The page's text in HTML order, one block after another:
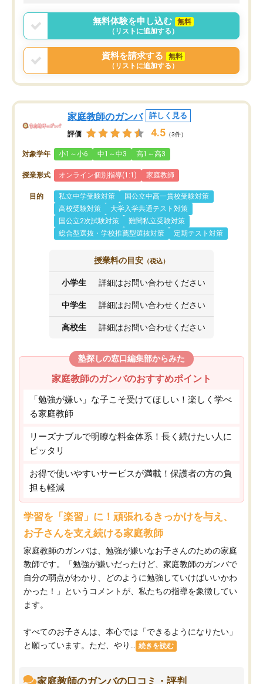
標を見つける事が出来ま
無料体験を申し込む
無料
（リストに追加する）
資料を請求する
無料
（リストに追加する）
家庭教師のガンバ 詳しく見る
評価 4.5 （3件）
対象学年 小1～小6 中1～中3 高1～高3
授業形式 オンライン個別指導(1:1) 家庭教師
目的 私立中学受験対策
国公立中高一貫校受験対策
高校受験対策
大学入学共通テスト対策
国公立2次試験対策
難関私立受験対策
総合型選抜・学校推薦型選抜対策
定期テスト対策
授業料の目安 （税込）
小学生 詳細はお問い合わせください
中学生 詳細はお問い合わせください
高校生 詳細はお問い合わせください
塾探しの窓口編集部からみた
家庭教師のガンバのおすすめポイント
「勉強が嫌い」な子こそ受けてほしい！楽しく学べ
る家庭教師
リーズナブルで明瞭な料金体系！長く続けたい人に
ピッタリ
お得で使いやすいサービスが満載！保護者の方の負
担も軽減
学習を「楽習」に！頑張れるきっかけを与え、
お子さんを支え続ける家庭教師
家庭教師のガンバは、勉強が嫌いなお子さんのための家庭
教師です。「勉強が嫌いだったけど、家庭教師のガンバで
自分の弱点がわかり、どのように勉強していけばいいかわ
かった！」というコメントが、私たちの指導を象徴してい
ます。
すべてのお子さんは、本心では「できるようになりたい」
と願っています。ただ、やり...
続きを読む
家庭教師のガンバの口コミ・評判